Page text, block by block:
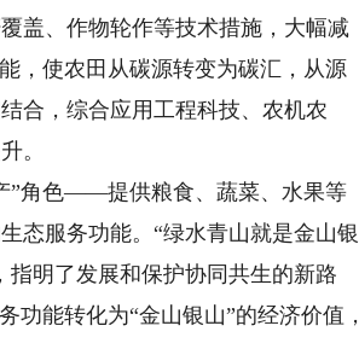
、作物轮作等技术措施，大幅减
，使农田从碳源转变为碳汇，从源
合，综合应用工程科技、农机农
。
角色——提供粮食、蔬菜、水果等
态服务功能。“绿水青山就是金山银
明了发展和保护协同共生的新路
功能转化为“金山银山”的经济价值，